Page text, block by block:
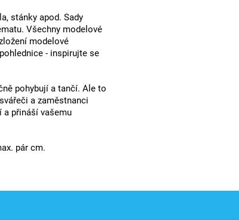
stánky apod. Sady
Všechny modelové
modelové
- inspirujte se
pohybují a tančí. Ale to
a zaměstnanci
a přináší vašemu
pár cm.